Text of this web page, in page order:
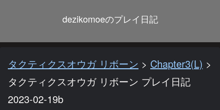
dezikomoeのプレイ日記
タクティクスオウガ リボーン > Chapter3(L) >
タクティクスオウガ リボーン プレイ日記
2023-02-19b